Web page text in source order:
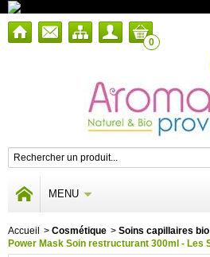
0
MENU
Accueil > Cosmétique > Soins capillaires bio
Power Mask Soin restructurant 300ml - Les